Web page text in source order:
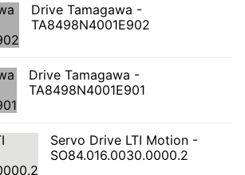
Drive Tamagawa -
TA8498N4001E902
Drive Tamagawa -
TA8498N4001E901
Servo Drive LTI Motion -
SO84.016.0030.0000.2